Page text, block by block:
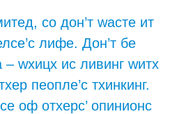
со дон’т wасте ит
лифе. Дон’т бе
wхицх ис ливинг wитх
пеопле’с тхинкинг.
оф отхерс’ опинионс